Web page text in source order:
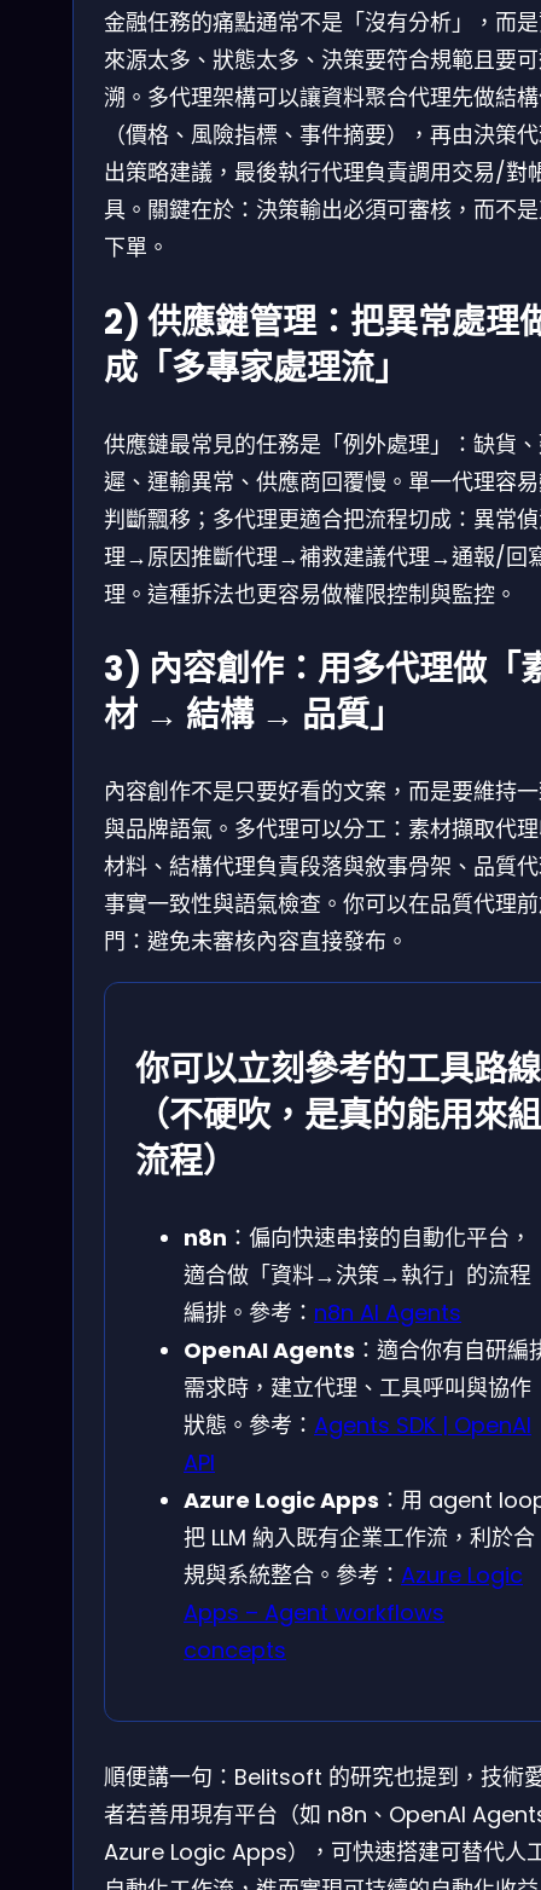
金融任務的痛點通常不是「沒有分析」，而
來源太多、狀態太多、決策要符合規範且要
溯。多代理架構可以讓資料聚合代理先做結
（價格、風險指標、事件摘要），再由決策
出策略建議，最後執行代理負責調用交易/對
具。關鍵在於：決策輸出必須可審核，而不
下單。
2) 供應鏈管理：把異常處理
成「多專家處理流」
供應鏈最常見的任務是「例外處理」：缺貨
遲、運輸異常、供應商回覆慢。單一代理容
判斷飄移；多代理更適合把流程切成：異常
理→原因推斷代理→補救建議代理→通報/回
理。這種拆法也更容易做權限控制與監控。
3) 內容創作：用多代理做「
材 → 結構 → 品質」
內容創作不是只要好看的文案，而是要維持
與品牌語氣。多代理可以分工：素材擷取代
材料、結構代理負責段落與敘事骨架、品質
事實一致性與語氣檢查。你可以在品質代理
門：避免未審核內容直接發布。
你可以立刻參考的工具路線
（不硬吹，是真的能用來組
流程）
n8n ：偏向快速串接的自動化平台，
適合做「資料→決策→執行」的流程
編排。參考： n8n AI Agents
OpenAI Agents ：適合你有自研編
需求時，建立代理、工具呼叫與協作
狀態。參考： Agents SDK | OpenAI
API
Azure Logic Apps ：用 agent
把 LLM 納入既有企業工作流，利於合
規與系統整合。參考： Azure Logic
Apps – Agent workflows
concepts
順便講一句：Belitsoft 的研究也提到，技術
者若善用現有平台（如 n8n、OpenAI
Azure Logic Apps），可快速搭建可替代人